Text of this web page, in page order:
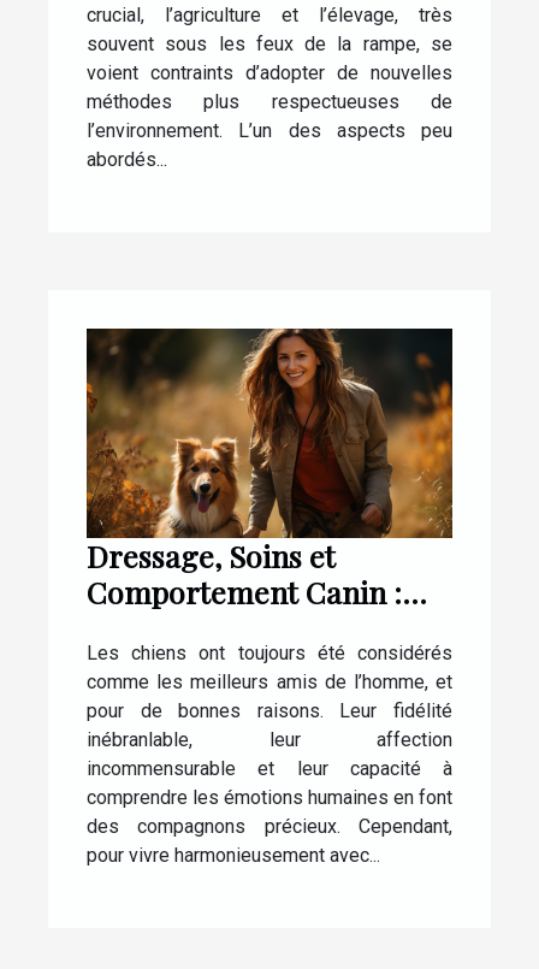
crucial, l’agriculture et l’élevage, très
souvent sous les feux de la rampe, se
voient contraints d’adopter de nouvelles
méthodes plus respectueuses de
l’environnement. L’un des aspects peu
abordés...
Dressage, Soins et
Comportement Canin :
Savoir
Les chiens ont toujours été considérés
comme les meilleurs amis de l’homme, et
pour de bonnes raisons. Leur fidélité
inébranlable, leur affection
incommensurable et leur capacité à
comprendre les émotions humaines en font
des compagnons précieux. Cependant,
pour vivre harmonieusement avec...